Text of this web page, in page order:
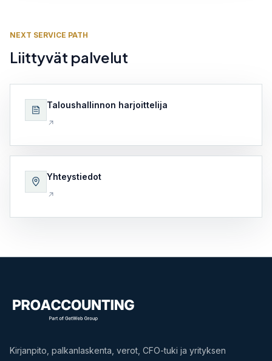
NEXT SERVICE PATH
Liittyvät palvelut
Taloushallinnon harjoittelija
Yhteystiedot
Kirjanpito, palkanlaskenta, verot, CFO-tuki ja yrityksen